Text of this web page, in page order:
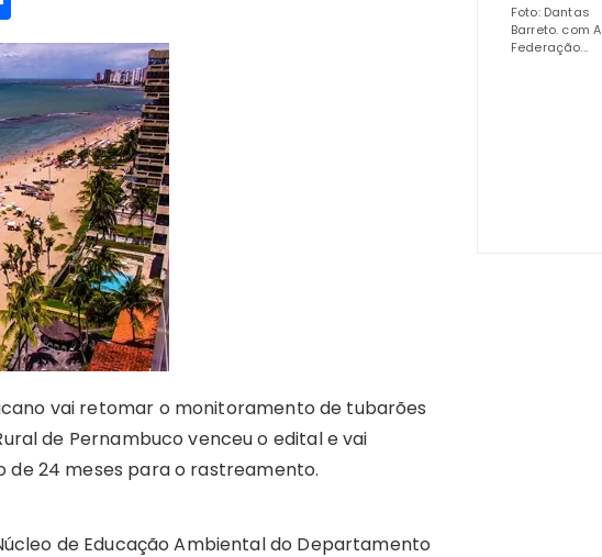
h
a
re
vai retomar o monitoramento de tubarões
de Pernambuco venceu o edital e vai
de 24 meses para o rastreamento.
de Educação Ambiental do Departamento
Foto: Dantas
Barreto. com A
Federação...